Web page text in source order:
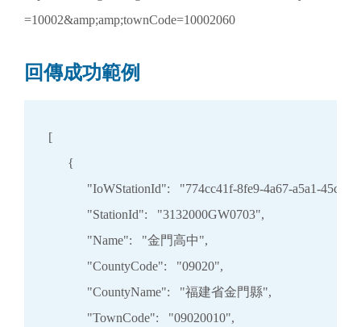
=10002&amp;amp;townCode=10002060
回傳成功範例
[
      {
"IoWStationId":   "774cc41f-8fe9-4a67-a5a1-
            "StationId":   "3132000GW0703",
            "Name":   "金門高中",
            "CountyCode":   "09020",
            "CountyName":   "福建省金門縣",
            "TownCode":   "09020010",